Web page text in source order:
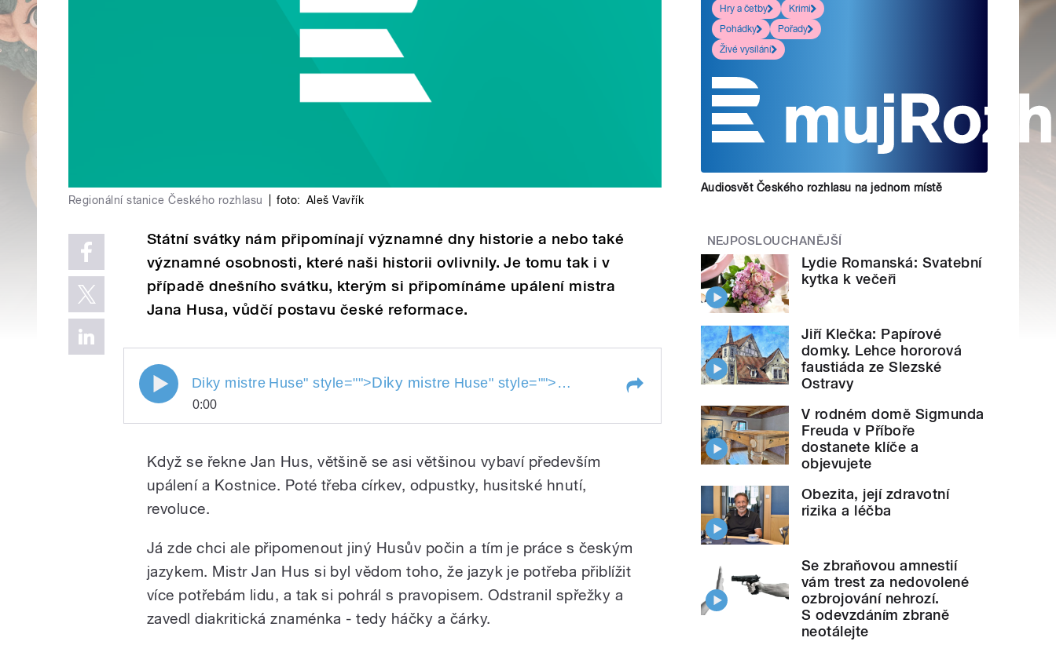
Regionální stanice Českého rozhlasu foto: Aleš Vavřík
Státní svátky nám připomínají významné dny historie a nebo také
významné osobnosti, které naši historii ovlivnily. Je tomu tak i v
případě dnešního svátku, kterým si připomínáme upálení mistra
Jana Husa, vůdčí postavu české reformace.
Diky mistre Huse" style="">Diky mistre Huse" style=""> Diky mistre Huse
0:00
Když se řekne Jan Hus, většině se asi většinou vybaví především
upálení a Kostnice. Poté třeba církev, odpustky, husitské hnutí,
revoluce.
Já zde chci ale připomenout jiný Husův počin a tím je práce s českým
jazykem. Mistr Jan Hus si byl vědom toho, že jazyk je potřeba přiblížit
více potřebám lidu, a tak si pohrál s pravopisem. Odstranil spřežky a
zavedl diakritická znaménka - tedy háčky a čárky.
Hry a četby
Krimi
Pohádky
Pořady
Živé vysílání
Audiosvět Českého rozhlasu na jednom místě
NEJPOSLOUCHANĚJŠÍ
Lydie Romanská: Svatební
kytka k večeři
Jiří Klečka: Papírové
domky. Lehce hororová
faustiáda ze Slezské
Ostravy
V rodném domě Sigmunda
Freuda v Příboře
dostanete klíče a
objevujete
Obezita, její zdravotní
rizika a léčba
Se zbraňovou amnestií
vám trest za nedovolené
ozbrojování nehrozí.
S odevzdáním zbraně
neotálejte